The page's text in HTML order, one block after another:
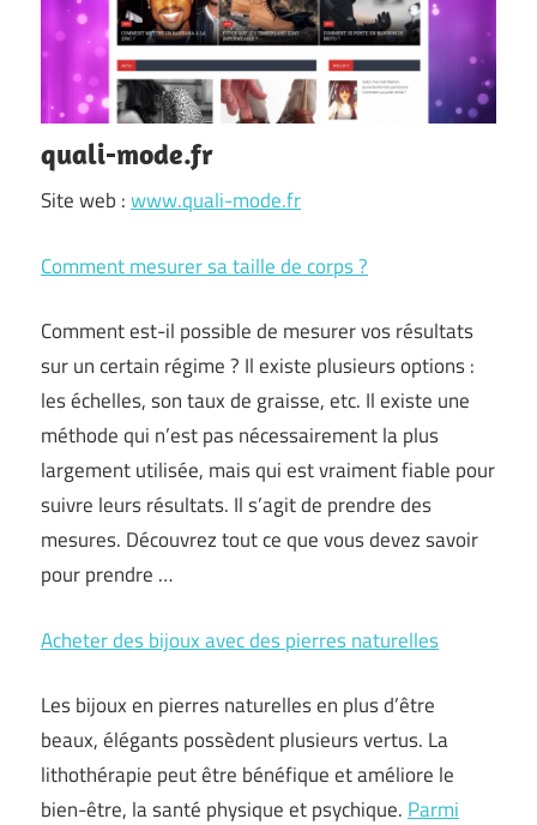
quali-mode.fr
Site web :www.quali-mode.fr
Comment mesurer sa taille de corps ?
Comment est-il possible de mesurer vos résultats
sur un certain régime ? Il existe plusieurs options :
les échelles, son taux de graisse, etc. Il existe une
méthode qui n’est pas nécessairement la plus
largement utilisée, mais qui est vraiment fiable pour
suivre leurs résultats. Il s’agit de prendre des
mesures. Découvrez tout ce que vous devez savoir
pour prendre …
Acheter des bijoux avec des pierres naturelles
Les bijoux en pierres naturelles en plus d’être
beaux, élégants possèdent plusieurs vertus. La
lithothérapie peut être bénéfique et améliore le
bien-être, la santé physique et psychique. Parmi